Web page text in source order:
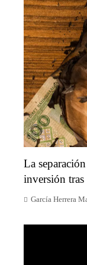
La
inversión
García Herrera